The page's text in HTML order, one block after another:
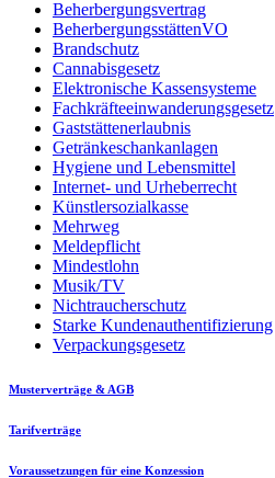
Beherbergungsvertrag
BeherbergungsstättenVO
Brandschutz
Cannabisgesetz
Elektronische Kassensysteme
Fachkräfteeinwanderungsgesetz
Gaststättenerlaubnis
Getränkeschankanlagen
Hygiene und Lebensmittel
Internet- und Urheberrecht
Künstlersozialkasse
Mehrweg
Meldepflicht
Mindestlohn
Musik/TV
Nichtraucherschutz
Starke Kundenauthentifizierung
Verpackungsgesetz
Musterverträge & AGB
Tarifverträge
Voraussetzungen für eine Konzession